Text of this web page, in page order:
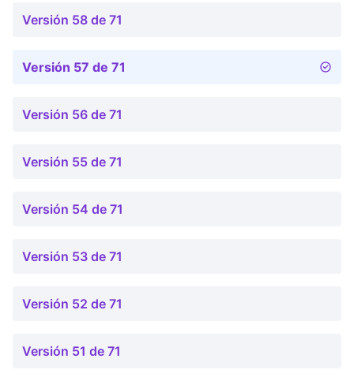
Versión 58 de 71
Versión 57 de 71
Versión 56 de 71
Versión 55 de 71
Versión 54 de 71
Versión 53 de 71
Versión 52 de 71
Versión 51 de 71